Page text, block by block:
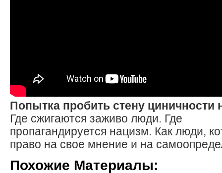
Попытка пробить стену циничности
Где сжигаются заживо люди. Где
пропагандируется нацизм. Как люди,
право на свое мнение и на
Похожие Материалы: